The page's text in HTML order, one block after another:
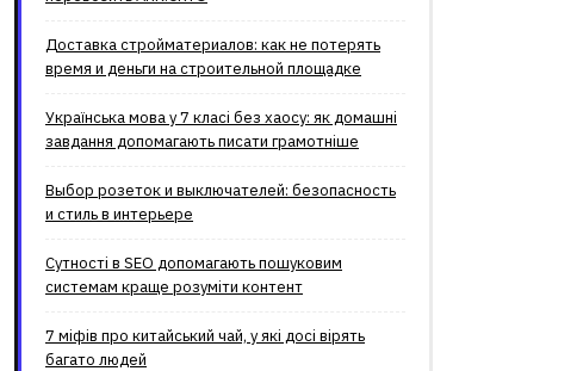
Доставка стройматериалов: как не потерять
время и деньги на строительной площадке
Українська мова у 7 класі без хаосу: як домашні
завдання допомагають писати грамотніше
Выбор розеток и выключателей: безопасность
и стиль в интерьере
Сутності в SEO допомагають пошуковим
системам краще розуміти контент
7 міфів про китайський чай, у які досі вірять
багато людей